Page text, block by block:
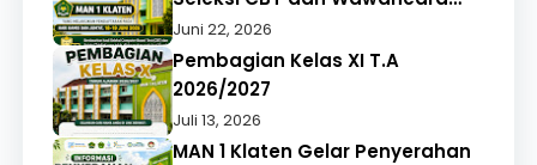
PMBM MAN 1 Klaten Tahun
Pelajaran 2026/2027
Juni 22, 2026
Pembagian Kelas XI T.A
2026/2027
Juli 13, 2026
MAN 1 Klaten Gelar Penyerahan